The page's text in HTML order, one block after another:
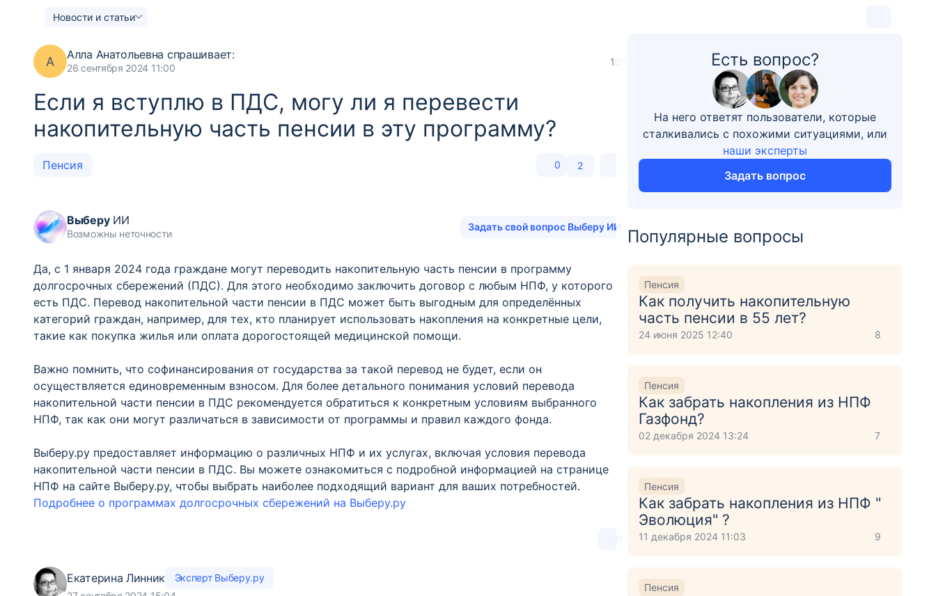
Новости и статьи
А Алла Анатольевна спрашивает:
26 сентября 2024 11:00
139
Если я вступлю в ПДС, могу ли я перевести
накопительную часть пенсии в эту программу?
Пенсия 0 2
ВыберуИИ
Возможны неточности
Задать свой вопрос Выберу ИИ
Да, с 1 января 2024 года граждане могут переводить накопительную часть пенсии в программу
долгосрочных сбережений (ПДС). Для этого необходимо заключить договор с любым НПФ, у которого
есть ПДС. Перевод накопительной части пенсии в ПДС может быть выгодным для определённых
категорий граждан, например, для тех, кто планирует использовать накопления на конкретные цели,
такие как покупка жилья или оплата дорогостоящей медицинской помощи.
Важно помнить, что софинансирования от государства за такой перевод не будет, если он
осуществляется единовременным взносом. Для более детального понимания условий перевода
накопительной части пенсии в ПДС рекомендуется обратиться к конкретным условиям выбранного
НПФ, так как они могут различаться в зависимости от программы и правил каждого фонда.
Выберу.ру предоставляет информацию о различных НПФ и их услугах, включая условия перевода
накопительной части пенсии в ПДС. Вы можете ознакомиться с подробной информацией на странице
НПФ на сайте Выберу.ру, чтобы выбрать наиболее подходящий вариант для ваших потребностей.
Подробнее о программах долгосрочных сбережений на Выберу.ру
0
Екатерина Линник
Эксперт Выберу.ру
Есть вопрос?
На него ответят пользователи, которые
сталкивались с похожими ситуациями, или
наши эксперты
Задать вопрос
Популярные вопросы
Пенсия
Как получить накопительную
часть пенсии в 55 лет?
24 июня 2025 12:40 8
Пенсия
Как забрать накопления из НПФ
Газфонд?
02 декабря 2024 13:24 7
Пенсия
Как забрать накопления из НПФ "
Эволюция" ?
11 декабря 2024 11:03 9
Пенсия